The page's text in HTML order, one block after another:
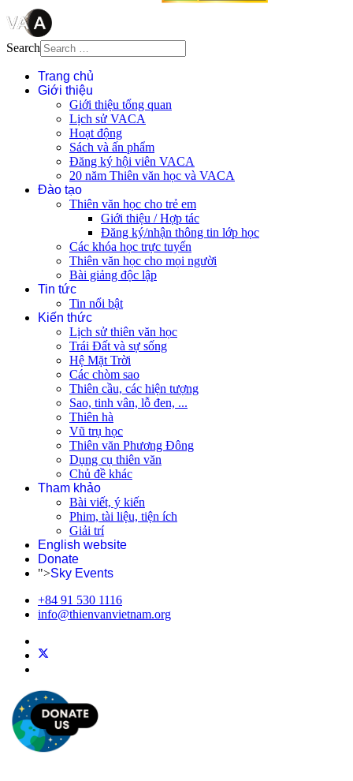
Search
Trang chủ
Giới thiệu
Giới thiệu tổng quan
Lịch sử VACA
Hoạt động
Sách và ấn phẩm
Đăng ký hội viên VACA
20 năm Thiên văn học và VACA
Đào tạo
Thiên văn học cho trẻ em
Giới thiệu / Hợp tác
Đăng ký/nhận thông tin lớp học
Các khóa học trực tuyến
Thiên văn học cho mọi người
Bài giảng độc lập
Tin tức
Tin nổi bật
Kiến thức
Lịch sử thiên văn học
Trái Đất và sự sống
Hệ Mặt Trời
Các chòm sao
Thiên cầu, các hiện tượng
Sao, tinh vân, lỗ đen, ...
Thiên hà
Vũ trụ học
Thiên văn Phương Đông
Dụng cụ thiên văn
Chủ đề khác
Tham khảo
Bài viết, ý kiến
Phim, tài liệu, tiện ích
Giải trí
English website
Donate
">Sky Events
+84 91 530 1116
info@thienvanvietnam.org